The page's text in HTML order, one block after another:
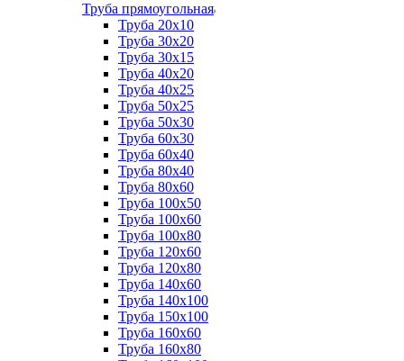
Труба прямоугольная
Труба 20x10
Труба 30x20
Труба 30x15
Труба 40x20
Труба 40x25
Труба 50x25
Труба 50x30
Труба 60x30
Труба 60x40
Труба 80x40
Труба 80x60
Труба 100x50
Труба 100x60
Труба 100x80
Труба 120x60
Труба 120x80
Труба 140x60
Труба 140x100
Труба 150x100
Труба 160x60
Труба 160x80